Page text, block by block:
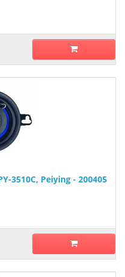
3510C, Peiying - 200405